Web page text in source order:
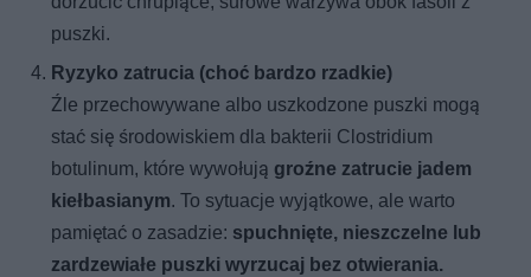
puszki.
Ryzyko zatrucia (choć bardzo rzadkie)
Źle przechowywane albo uszkodzone puszki mogą
stać się środowiskiem dla bakterii Clostridium
botulinum, które wywołują groźne zatrucie jadem
kiełbasianym. To sytuacje wyjątkowe, ale warto
pamiętać o zasadzie: spuchnięte, nieszczelne lub
zardzewiałe puszki wyrzucaj bez otwierania.